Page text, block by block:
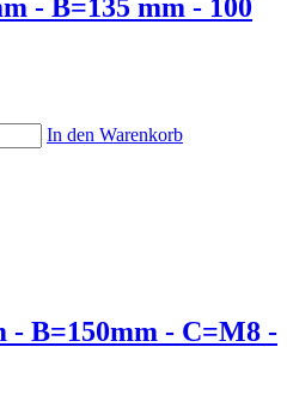
- B=135 mm - 100
In den Warenkorb
- B=150mm - C=M8 -